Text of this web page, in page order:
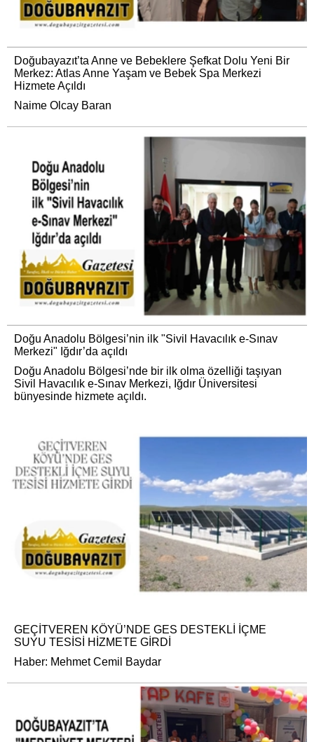
Doğubayazıt’ta Anne ve Bebeklere Şefkat Dolu Yeni Bir
Merkez: Atlas Anne Yaşam ve Bebek Spa Merkezi
Hizmete Açıldı
Naime Olcay Baran
Doğu Anadolu Bölgesi’nin ilk "Sivil Havacılık e-Sınav
Merkezi" Iğdır’da açıldı
Doğu Anadolu Bölgesi’nde bir ilk olma özelliği taşıyan
Sivil Havacılık e-Sınav Merkezi, Iğdır Üniversitesi
bünyesinde hizmete açıldı.
GEÇİTVEREN KÖYÜ’NDE GES DESTEKLİ İÇME
SUYU TESİSİ HİZMETE GİRDİ
Haber: Mehmet Cemil Baydar